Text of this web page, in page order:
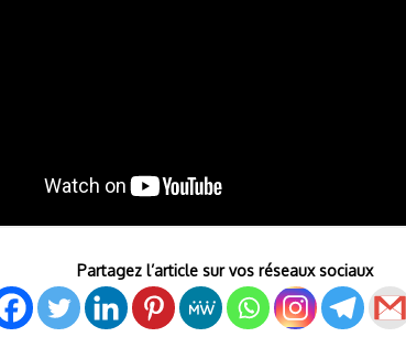
Partagez l’article sur vos réseaux sociaux